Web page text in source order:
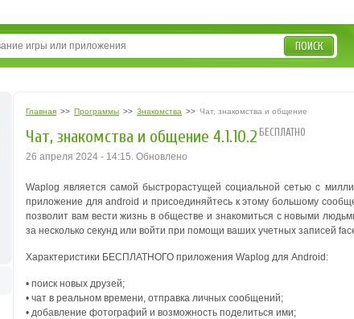
ПОИСК
Главная >> Программы >> Знакомства >> Чат, знакомства и общение
Чат, знакомства и общение 4.1.10.2 БЕСПЛАТНО
26 апреля 2024 - 14:15. Обновлено
Waplog является самой быстрорастущей социальной сетью с
приложение для android и присоединяйтесь к этому большому
позволит вам вести жизнь в обществе и знакомиться с новыми
за несколько секунд или войти при помощи ваших учетных записей
Характеристики БЕСПЛАТНОГО приложения Waplog для Android:
• поиск новых друзей;
• чат в реальном времени, отправка личных сообщений;
• добавление фотографий и возможность поделиться ими;